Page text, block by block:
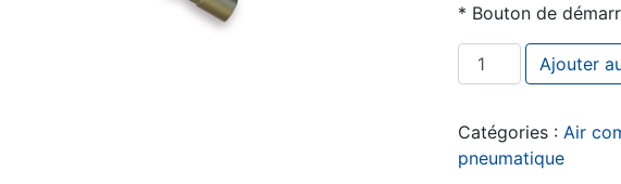
* Bouton de
quantité deAjouter
Catégories : Air
pneumatique